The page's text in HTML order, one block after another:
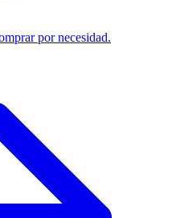
por necesidad.